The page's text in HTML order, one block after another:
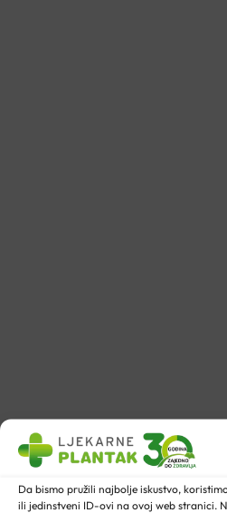
Da bismo pružili najbolje iskustvo,
ili jedinstveni ID-ovi na ovoj web stranici.